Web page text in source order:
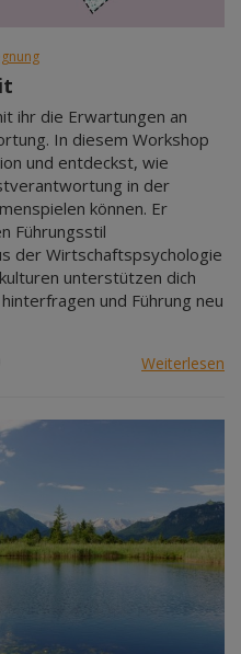
ihr die Erwartungen an
In diesem Workshop
und entdeckst, wie
in der
können. Er
Führungsstil
der Wirtschaftspsychologie
unterstützen dich
und Führung neu
Weiterlesen